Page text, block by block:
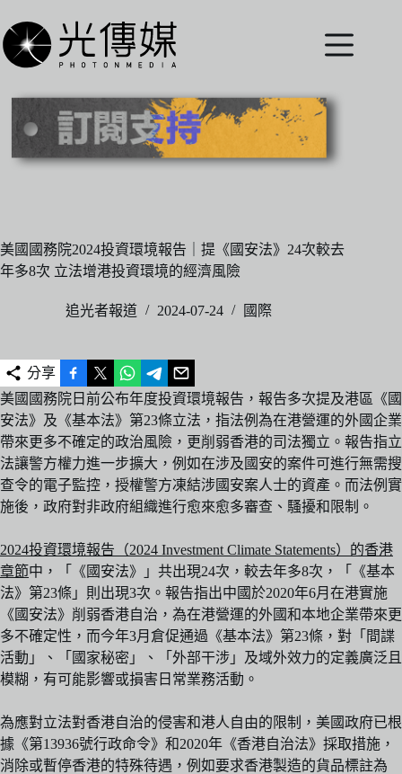
至
主
內
美國國務院2024投資環境報告｜提《國安法》24次較去
年多8次 立法增港投資環境的經濟風險
追光者報道 2024-07-24 國際
分享
美國國務院日前公布年度投資環境報告，報告多次提及港區《國
安法》及《基本法》第23條立法，指法例為在港營運的外國企業
帶來更多不確定的政治風險，更削弱香港的司法獨立。報告指立
法讓警方權力進一步擴大，例如在涉及國安的案件可進行無需搜
查令的電子監控，授權警方凍結涉國安案人士的資產。而法例實
施後，政府對非政府組織進行愈來愈多審查、騷擾和限制。
2024投資環境報告（2024 Investment Climate Statements）的香港
章節中，「《國安法》」共出現24次，較去年多8次，「《基本
法》第23條」則出現3次。報告指出中國於2020年6月在港實施
《國安法》削弱香港自治，為在港營運的外國和本地企業帶來更
多不確定性，而今年3月倉促通過《基本法》第23條，對「間諜
活動」、「國家秘密」、「外部干涉」及域外效力的定義廣泛且
模糊，有可能影響或損害日常業務活動。
為應對立法對香港自治的侵害和港人自由的限制，美國政府已根
據《第13936號行政命令》和2020年《香港自治法》採取措施，
消除或暫停香港的特殊待遇，例如要求香港製造的貨品標註為